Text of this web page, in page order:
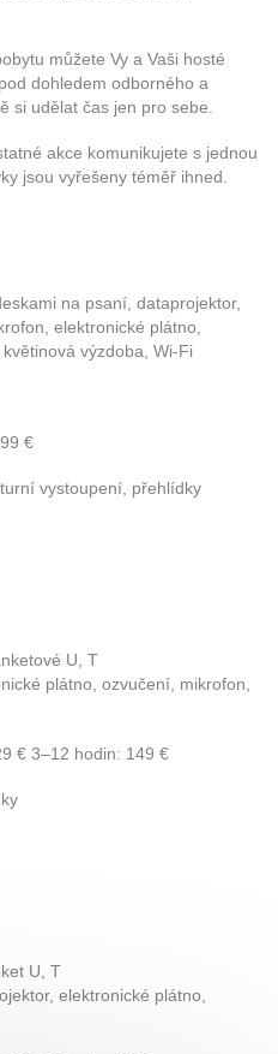
můžete Vy a Vaši hosté
dohledem odborného a
si udělat čas jen pro sebe.
akce komunikujete s jednou
jsou vyřešeny téměř ihned.
na psaní, dataprojektor,
elektronické plátno,
výzdoba, Wi-Fi
€
vystoupení, přehlídky
U, T
plátno, ozvučení, mikrofon,
€ 3–12 hodin: 149 €
U, T
elektronické plátno,